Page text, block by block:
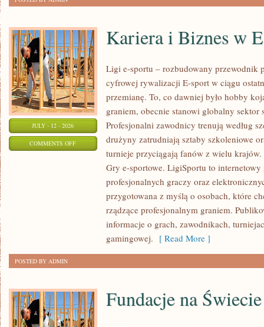
JULY - 12 - 2026
COMMENTS OFFON
Kariera i Biznes w
Ligi e-sportu – rozbudowany przewodnik
cyfrowej rywalizacji E-sport w ciągu
przemianę. To, co dawniej było hobby
graniem, obecnie stanowi globalny
Profesjonalni zawodnicy trenują według
drużyny zatrudniają sztaby szkoleniowe
turnieje przyciągają fanów z wielu
Gry e-sportowe. LigiSportu to
profesjonalnych graczy oraz
przygotowana z myślą o osobach, które
rządzące profesjonalnym graniem.
informacje o grach, zawodnikach,
gamingowej. [ Read More ]
POSTED BY ADMIN
Fundacje na Świecie